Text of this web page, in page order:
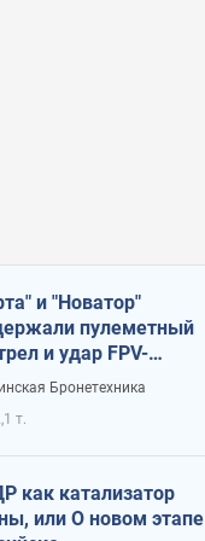
и "Новатор"
пулеметный
и удар FPV-
сохранив жизнь
Бронетехника
т.
как катализатор
или О новом этапе